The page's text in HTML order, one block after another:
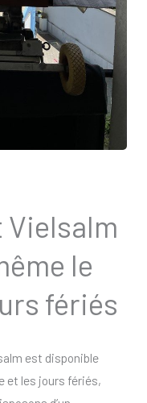
le
fériés
est disponible
et les jours fériés,